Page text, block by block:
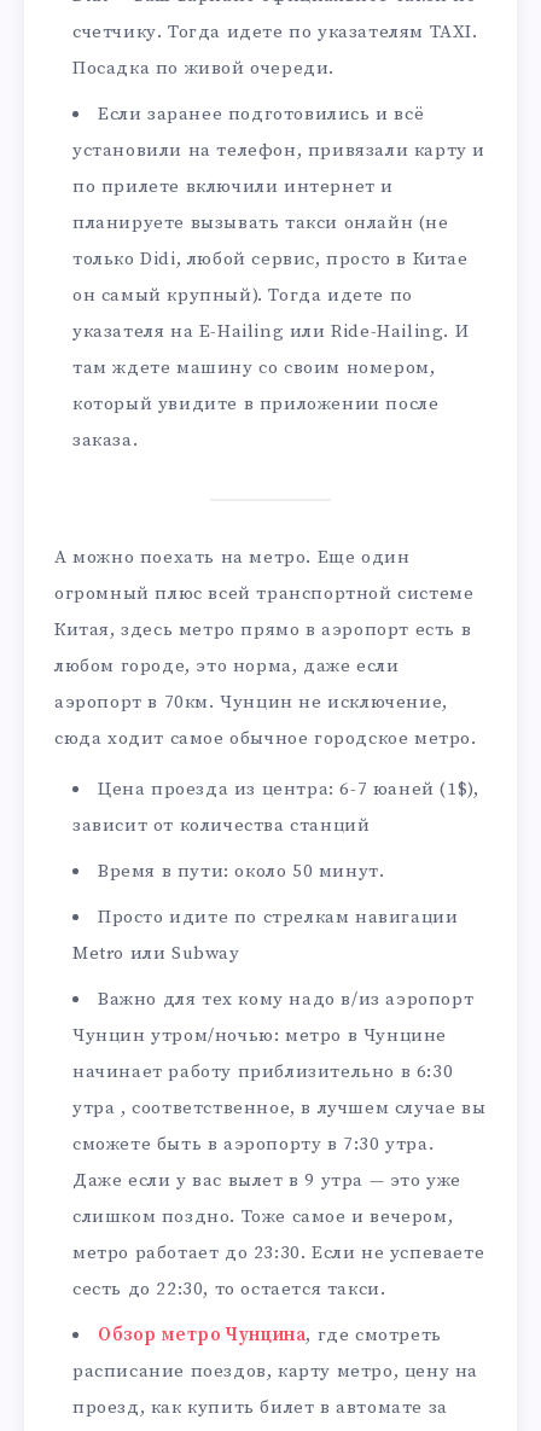
счетчику. Тогда идете по указателям TAXI.
Посадка по живой очереди.
Если заранее подготовились и всё
установили на телефон, привязали карту и
по прилете включили интернет и
планируете вызывать такси онлайн (не
только Didi, любой сервис, просто в Китае
он самый крупный). Тогда идете по
указателя на E-Hailing или Ride-Hailing. И
там ждете машину со своим номером,
который увидите в приложении после
заказа.
А можно поехать на метро. Еще один
огромный плюс всей транспортной системе
Китая, здесь метро прямо в аэропорт есть в
любом городе, это норма, даже если
аэропорт в 70км. Чунцин не исключение,
сюда ходит самое обычное городское метро.
Цена проезда из центра: 6-7 юаней (1$),
зависит от количества станций
Время в пути: около 50 минут.
Просто идите по стрелкам навигации
Metro или Subway
Важно для тех кому надо в/из аэропорт
Чунцин утром/ночью: метро в Чунцине
начинает работу приблизительно в 6:30
утра , соответственное, в лучшем случае вы
сможете быть в аэропорту в 7:30 утра.
Даже если у вас вылет в 9 утра — это уже
слишком поздно. Тоже самое и вечером,
метро работает до 23:30. Если не успеваете
сесть до 22:30, то остается такси.
Обзор метро Чунцина, где смотреть
расписание поездов, карту метро, цену на
проезд, как купить билет в автомате за